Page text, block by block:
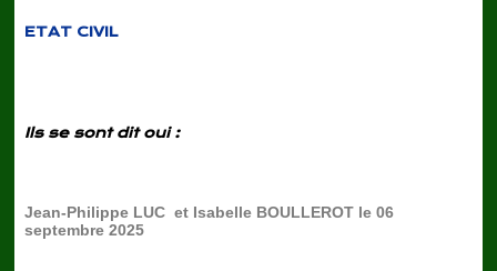
ETAT CIVIL
Ils se sont dit oui :
Jean-Philippe LUC et Isabelle BOULLEROT le 06
septembre 2025